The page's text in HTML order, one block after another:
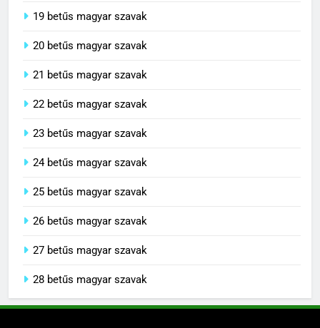
19 betűs magyar szavak
20 betűs magyar szavak
21 betűs magyar szavak
22 betűs magyar szavak
23 betűs magyar szavak
24 betűs magyar szavak
25 betűs magyar szavak
26 betűs magyar szavak
27 betűs magyar szavak
28 betűs magyar szavak